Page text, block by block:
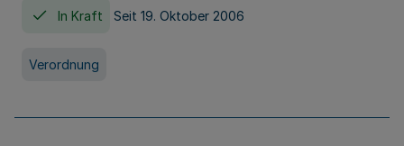
In Kraft Seit 19. Oktober 2006
Verordnung